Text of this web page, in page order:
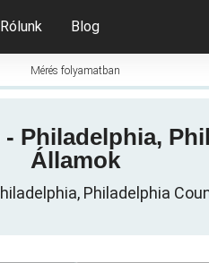
Rólunk Blog
Mérés folyamatban
Philadelphia,
Államok
Philadelphia